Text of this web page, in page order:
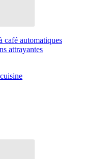
café automatiques
attrayantes